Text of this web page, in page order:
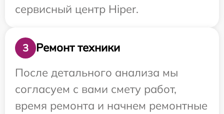
сервисный центр Hiper.
3
Ремонт техники
После детального анализа мы
согласуем с вами смету работ,
время ремонта и начнем ремонтные